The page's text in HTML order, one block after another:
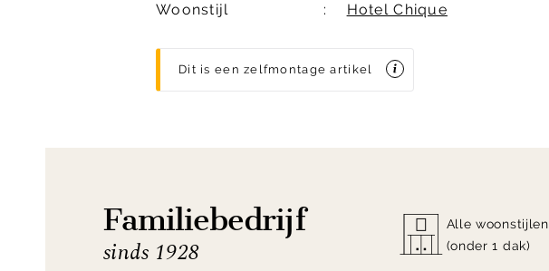
Woonstijl Hotel Chique
Dit is een zelfmontage artikel
Familiebedrijf
sinds 1928
Alle woonstijlen
(onder 1 dak)